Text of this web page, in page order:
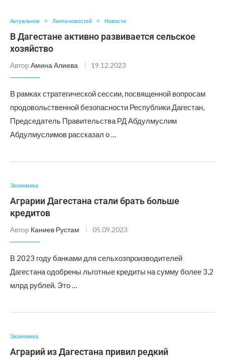
Актуальное Лента новостей Новости
В Дагестане активно развивается сельское
хозяйство
Автор Амина Алиева 19.12.2023
В рамках стратегической сессии, посвященной вопросам
продовольственной безопасности Республики Дагестан,
Председатель Правительства РД Абдулмуслим
Абдулмуслимов рассказал о …
Экономика
Аграрии Дагестана стали брать больше
кредитов
Автор Каниев Рустам 05.09.2023
В 2023 году банками для сельхозпроизводителей
Дагестана одобрены льготные кредиты на сумму более 3,2
млрд рублей. Это …
Экономика
Аграрий из Дагестана привил редкий